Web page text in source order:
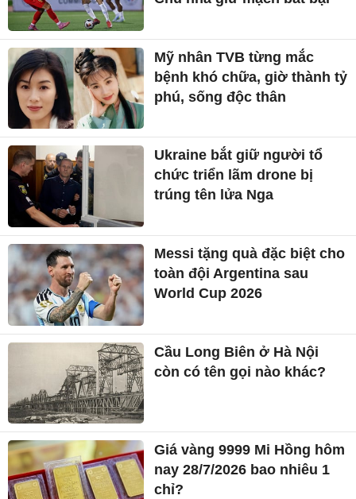
Mỹ nhân TVB từng mắc
bệnh khó chữa, giờ thành tỷ
phú, sống độc thân
Ukraine bắt giữ người tổ
chức triển lãm drone bị
trúng tên lửa Nga
Messi tặng quà đặc biệt cho
toàn đội Argentina sau
World Cup 2026
Cầu Long Biên ở Hà Nội
còn có tên gọi nào khác?
Giá vàng 9999 Mi Hồng hôm
nay 28/7/2026 bao nhiêu 1
chỉ?